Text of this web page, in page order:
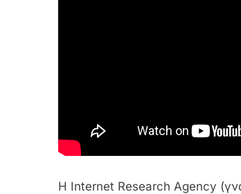
Η Internet Research Agency